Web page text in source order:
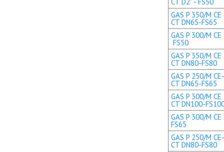
GAS P 350/M CE
CT DN65-FS65
GAS P 300/M
FS50
GAS P 350/M CE
CT DN80-FS80
GAS P 250/M
CT DN65-FS65
GAS P 300/M CE
CT DN100-
GAS P 300/M
FS65
GAS P 250/M
CT DN80-FS80